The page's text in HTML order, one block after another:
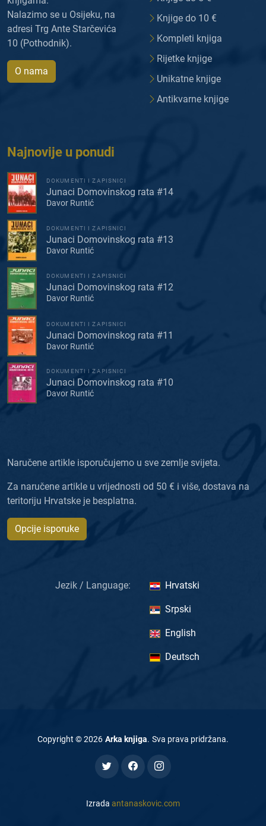
Nalazimo se u Osijeku, na
adresi Trg Ante Starčevića
10 (Pothodnik).
O nama
Knjige do 10 €
Kompleti knjiga
Rijetke knjige
Unikatne knjige
Antikvarne knjige
Najnovije u ponudi
DOKUMENTI I ZAPISNICI
Junaci Domovinskog rata #14
Davor Runtić
DOKUMENTI I ZAPISNICI
Junaci Domovinskog rata #13
Davor Runtić
DOKUMENTI I ZAPISNICI
Junaci Domovinskog rata #12
Davor Runtić
DOKUMENTI I ZAPISNICI
Junaci Domovinskog rata #11
Davor Runtić
DOKUMENTI I ZAPISNICI
Junaci Domovinskog rata #10
Davor Runtić
Naručene artikle isporučujemo u sve zemlje svijeta.
Za naručene artikle u vrijednosti od 50 € i više, dostava na
teritoriju Hrvatske je besplatna.
Opcije isporuke
Jezik / Language: Hrvatski
Srpski
English
Deutsch
Copyright ©2026 Arka knjiga. Sva prava pridržana.
Izrada antanaskovic.com